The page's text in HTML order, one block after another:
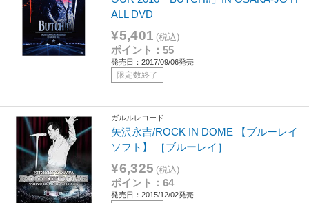
ALL DVD
¥5,401 (税込)
ポイント：55
発売日：2017/09/06発売
限定数終了
ガルルレコード
矢沢永吉/ROCK IN DOME 【ブルーレイ
ソフト】 ［ブルーレイ］
¥6,325 (税込)
ポイント：64
発売日：2015/12/02発売